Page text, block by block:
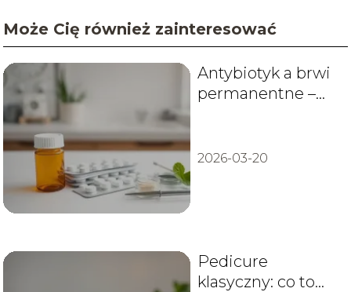
Może Cię również zainteresować
Antybiotyk a brwi
permanentne –
2026-03-20
Pedicure
klasyczny: co to